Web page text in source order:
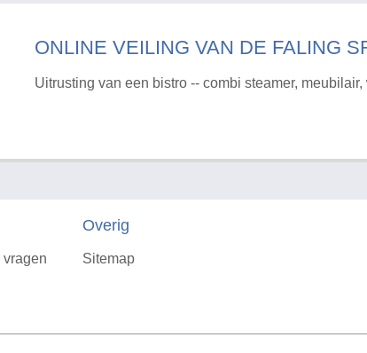
ONLINE VEILING VAN DE FALING
Uitrusting van een bistro -- combi steamer,
Overig
Sitemap